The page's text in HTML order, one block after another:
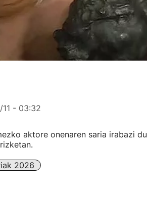
- 03:32
aktore onenaren saria irabazi
2026